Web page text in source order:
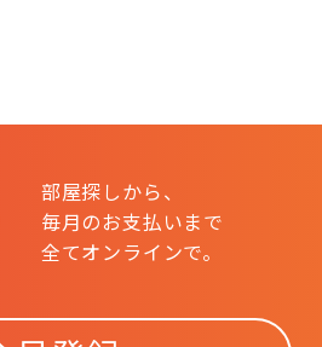
部屋探しから、
毎月のお支払いまで
全てオンラインで。